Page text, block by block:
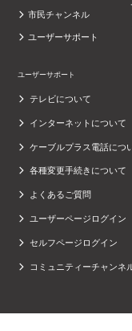
市民チャンネル
ユーザーサポート
ユーザーサポート
テレビについて
インターネットについて
ケーブルプラス電話につ
各種変更手続きについて
よくあるご質問
ユーザーページログイン
セルフページログイン
コミュニティーチャンネ